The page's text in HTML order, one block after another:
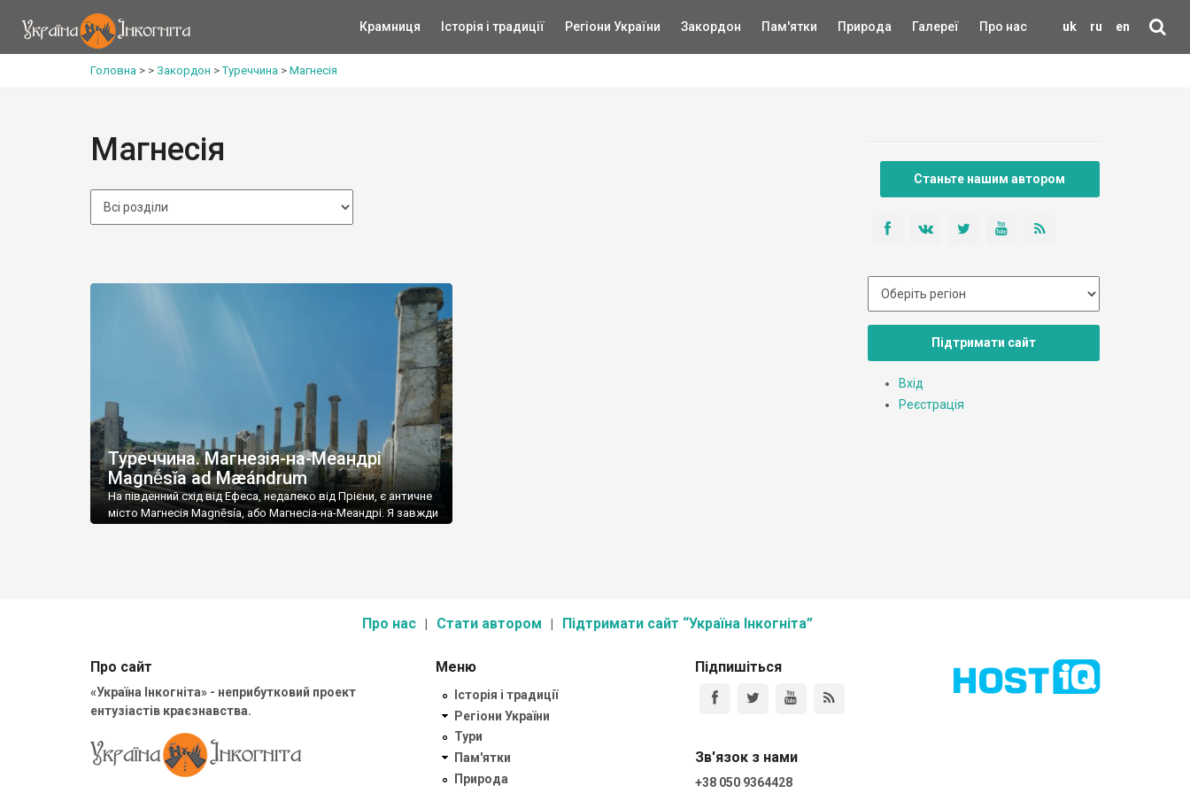
uk ru en
Крамниця Історія і традиції Регіони України Закордон Пам'ятки Природа Галереї Про нас
Головна > > Закордон >Туреччина > Магнесія
Магнесія
Туреччина. Магнезія-на-Меандрі
Magnḗsĭa ad Mæándrum
На південний схід від Ефеса, недалеко від Прієни, є античне
місто Магнесія Magnēsía, або Магнесіа-на-Меандрі. Я завжди
Станьте нашим автором
Підтримати сайт
Вхід
Реєстрація
Про нас Стати автором Підтримати сайт “Україна Інкогніта”
Про сайт
«Україна Інкогніта» - неприбутковий проект
ентузіастів краєзнавства.
Меню
Історія і традиції
Регіони України
Тури
Пам'ятки
Природа
Підпишіться
Зв'язок з нами
+38 050 9364428